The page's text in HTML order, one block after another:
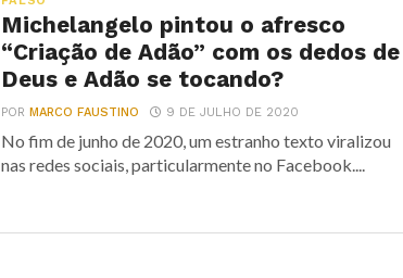
Michelangelo pintou o afresco
“Criação de Adão” com os dedos de
Deus e Adão se tocando?
PORMARCO FAUSTINO 9 DE JULHO DE 2020
No fim de junho de 2020, um estranho texto viralizou
nas redes sociais, particularmente no Facebook....